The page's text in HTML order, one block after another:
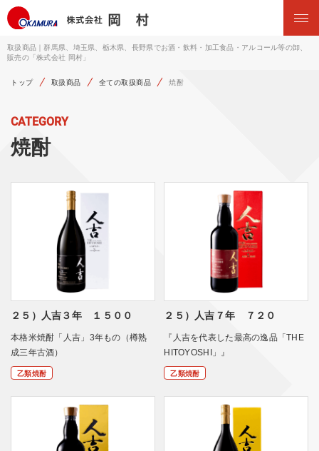
取扱商品｜群馬県、埼玉県、栃木県、長野県でお酒・飲料・加工食品・アルコール等の卸、
販売の「株式会社 岡村」
トップ 取扱商品 全ての取扱商品 焼酎
CATEGORY
焼酎
２５）人吉３年 １５００
本格米焼酎「人吉」3年もの（樽熟
成三年古酒）
乙類焼酎
２５）人吉７年 ７２０
『人吉を代表した最高の逸品「THE
HITOYOSHI」』
乙類焼酎